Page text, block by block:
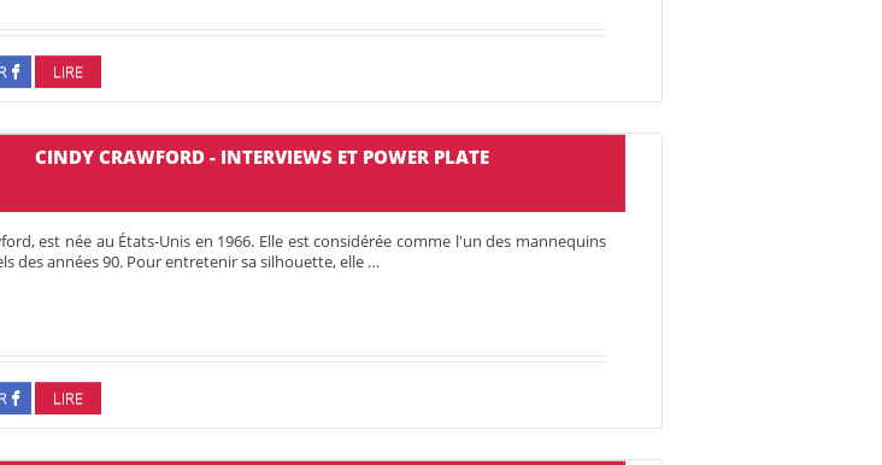
LIRE
CINDY CRAWFORD - INTERVIEWS ET POWER PLATE
est née au États-Unis en 1966. Elle est considérée comme l'un des mannequins
des années 90. Pour entretenir sa silhouette, elle …
LIRE